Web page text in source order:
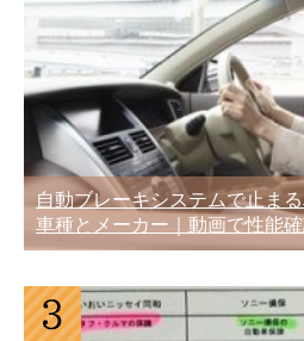
自動ブレーキシステムで止ま
車種とメーカー｜動画で性能